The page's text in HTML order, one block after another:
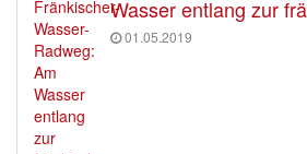
Wasser entlang zur
01.05.2019